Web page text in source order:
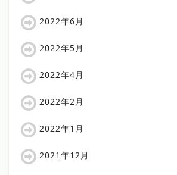
2022年6月
2022年5月
2022年4月
2022年2月
2022年1月
2021年12月